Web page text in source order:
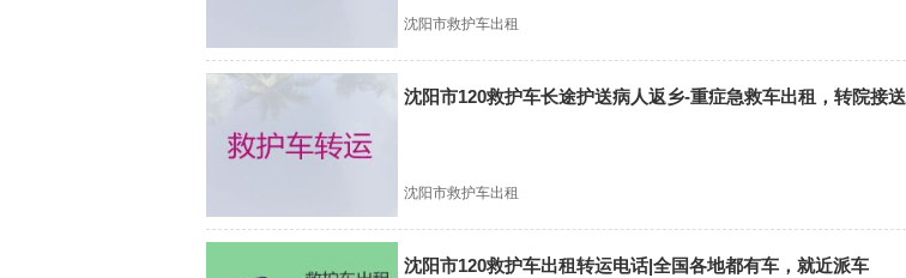
沈阳市救护车出租
沈阳市120救护车长途护送病人返乡-重症急救车出租，转院接送
沈阳市救护车出租
沈阳市120救护车出租转运电话|全国各地都有车，就近派车